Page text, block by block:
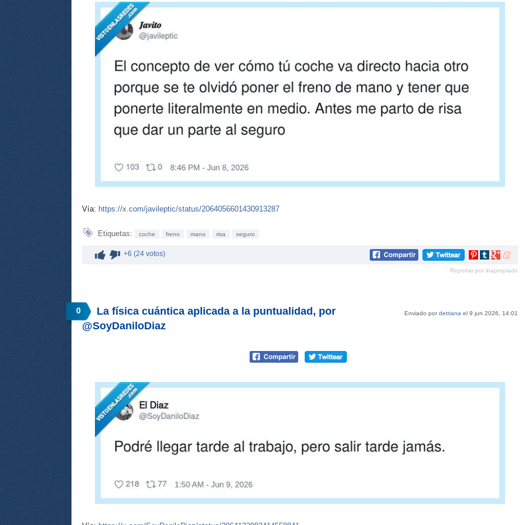
Vía: https://x.com/javileptic/status/2064056601430913287
Etiquetas: coche freno mano risa seguro
+6 (24 votos)
Compartir
Pinterest
Compartir
tumblr
Compartir
Google+
Reportar por inapropiado
0 Enviado pordetriana el 9 jun 2026, 14:01
La física cuántica aplicada a la puntualidad, por
@SoyDaniloDiaz